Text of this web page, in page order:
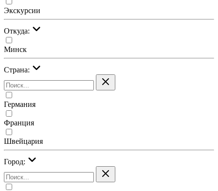
Экскурсии
Откуда:
Минск
Страна:
Германия
Франция
Швейцария
Город: